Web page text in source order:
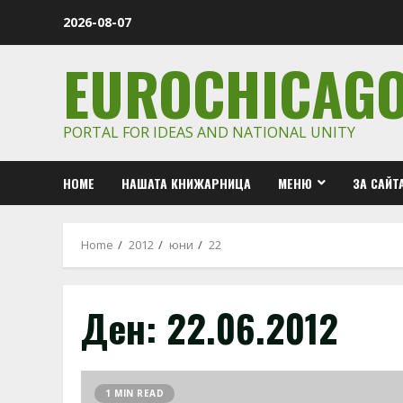
2026-08-07
PORTAL FOR IDEAS AND NATIONAL UNITY
HOME НАШАТА КНИЖАРНИЦА МЕНЮ ЗА
Home 2012 юни 22
Ден: 22.06.2012
1 MIN READ